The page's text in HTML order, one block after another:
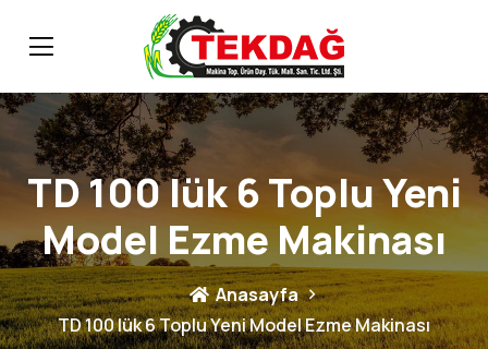
TD 100 lük 6 Toplu Yeni
Model Ezme Makinası
Anasayfa
TD 100 lük 6 Toplu Yeni Model Ezme Makinası